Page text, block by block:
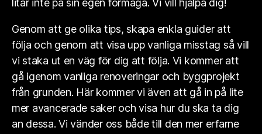
litar inte på sin egen förmåga. Vi vill hjälpa dig!
Genom att ge olika tips, skapa enkla guider att
följa och genom att visa upp vanliga misstag så vill
vi staka ut en väg för dig att följa. Vi kommer att
gå igenom vanliga renoveringar och byggprojekt
från grunden. Här kommer vi även att gå in på lite
mer avancerade saker och visa hur du ska ta dig
an dessa. Vi vänder oss både till den mer erfarne